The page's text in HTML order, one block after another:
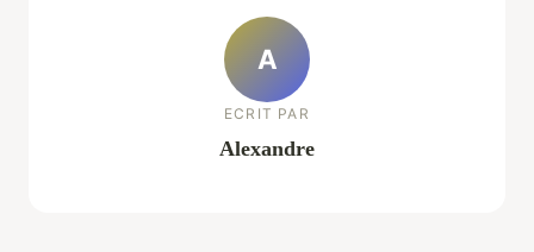
A
ECRIT PAR
Alexandre